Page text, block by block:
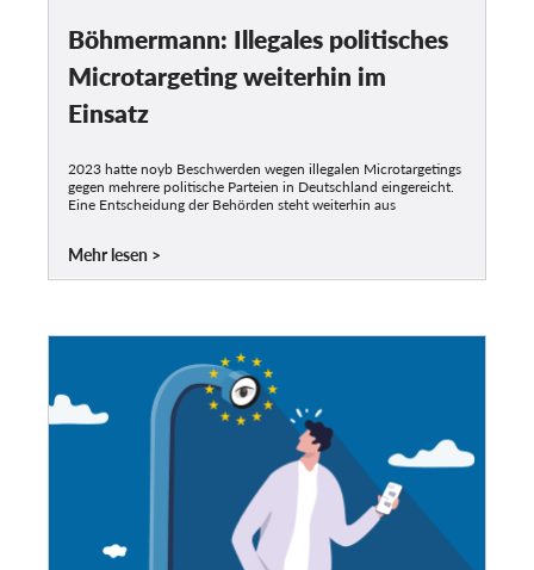
Böhmermann: Illegales politisches
Microtargeting weiterhin im
Einsatz
2023 hatte noyb Beschwerden wegen illegalen Microtargetings
gegen mehrere politische Parteien in Deutschland eingereicht.
Eine Entscheidung der Behörden steht weiterhin aus
Mehr lesen